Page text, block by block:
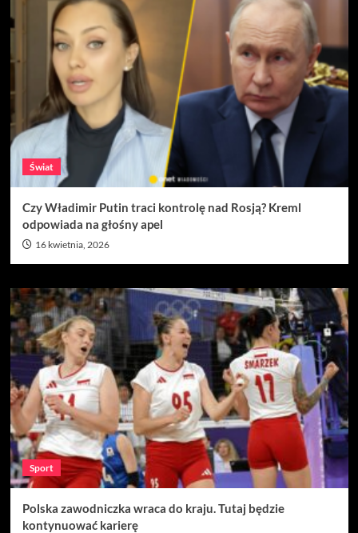
Świat
Czy Władimir Putin traci kontrolę nad Rosją? Kreml
odpowiada na głośny apel
16 kwietnia, 2026
Sport
Polska zawodniczka wraca do kraju. Tutaj będzie
kontynuować karierę